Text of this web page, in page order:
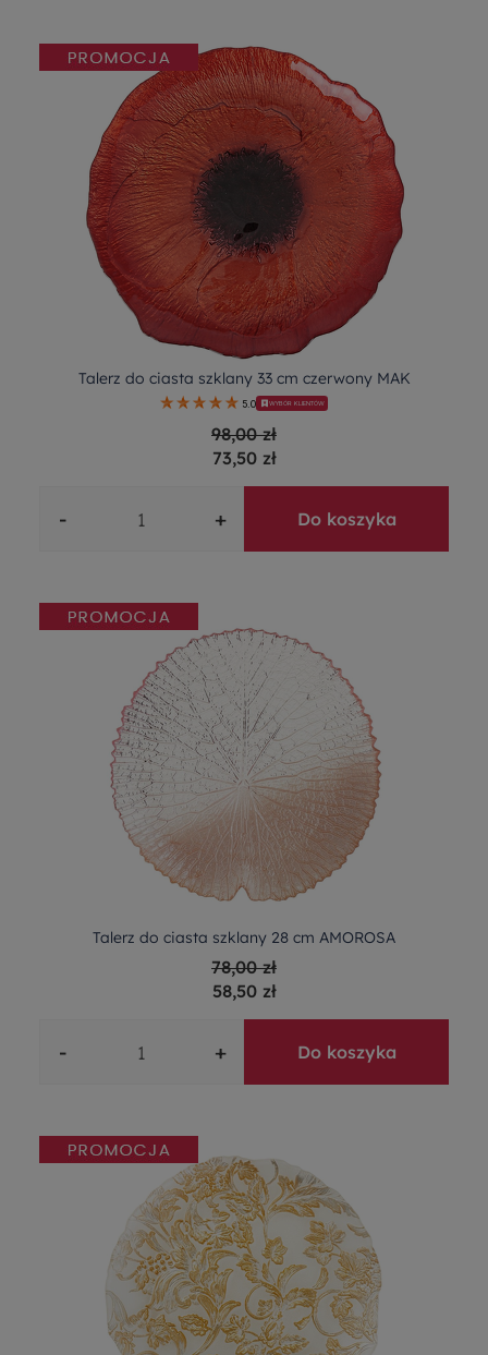
Talerz do ciasta szklany 33 cm czerwony MAK
5.0 WYBÓR KLIENTÓW
98,00 zł
73,50 zł
- + Do koszyka
Talerz do ciasta szklany 28 cm AMOROSA
78,00 zł
58,50 zł
- + Do koszyka